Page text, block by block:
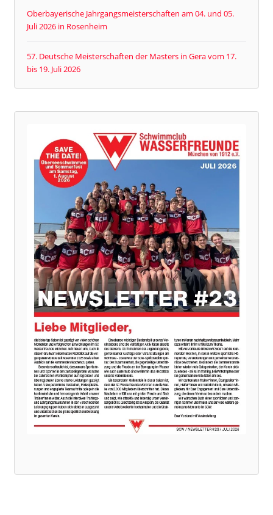
Oberbayerische Jahrgangsmeisterschaften am 04. und 05.
Juli 2026 in Rosenheim
57. Deutsche Meisterschaften der Masters in Gera vom 17.
bis 19. Juli 2026